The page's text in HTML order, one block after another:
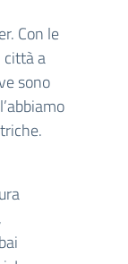
Con le
città a
sono